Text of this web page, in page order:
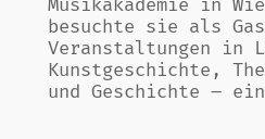
Musikakademie in
besuchte sie als
Veranstaltungen in
Kunstgeschichte,
und Geschichte –